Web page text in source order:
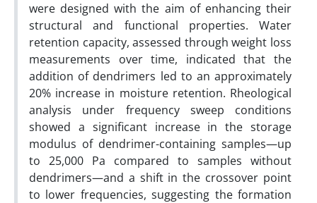
were designed with the aim of enhancing their
structural and functional properties. Water
retention capacity, assessed through weight loss
measurements over time, indicated that the
addition of dendrimers led to an approximately
20% increase in moisture retention. Rheological
analysis under frequency sweep conditions
showed a significant increase in the storage
modulus of dendrimer-containing samples—up
to 25,000 Pa compared to samples without
dendrimers—and a shift in the crossover point
to lower frequencies, suggesting the formation